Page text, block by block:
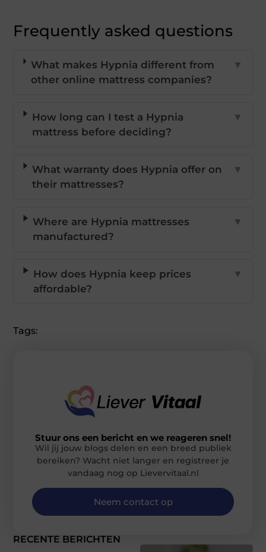
Frequently asked questions
What makes Hypnia different from
other online mattress companies?
▼
How long can I test a Hypnia
mattress before deciding?
▼
What warranty does Hypnia offer on
their mattresses?
▼
Where are Hypnia mattresses
manufactured?
▼
How does Hypnia keep prices
affordable?
▼
Tags:
RECENTE BERICHTEN
Stuur ons een bericht en we reageren snel!
Wil jij jouw blogs delen en een breed publiek
bereiken? Wacht niet langer en registreer je
vandaag nog op Lievervitaal.nl
Neem contact op